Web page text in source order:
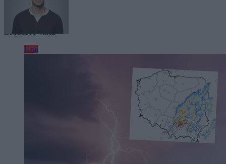
Tagi: Kanał Zero
Zobacz również
Kraj